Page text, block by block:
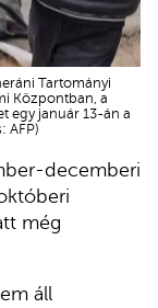
Tartományi
Központban, a
egy január 13-án a
AFP)
decemberi
még
áll